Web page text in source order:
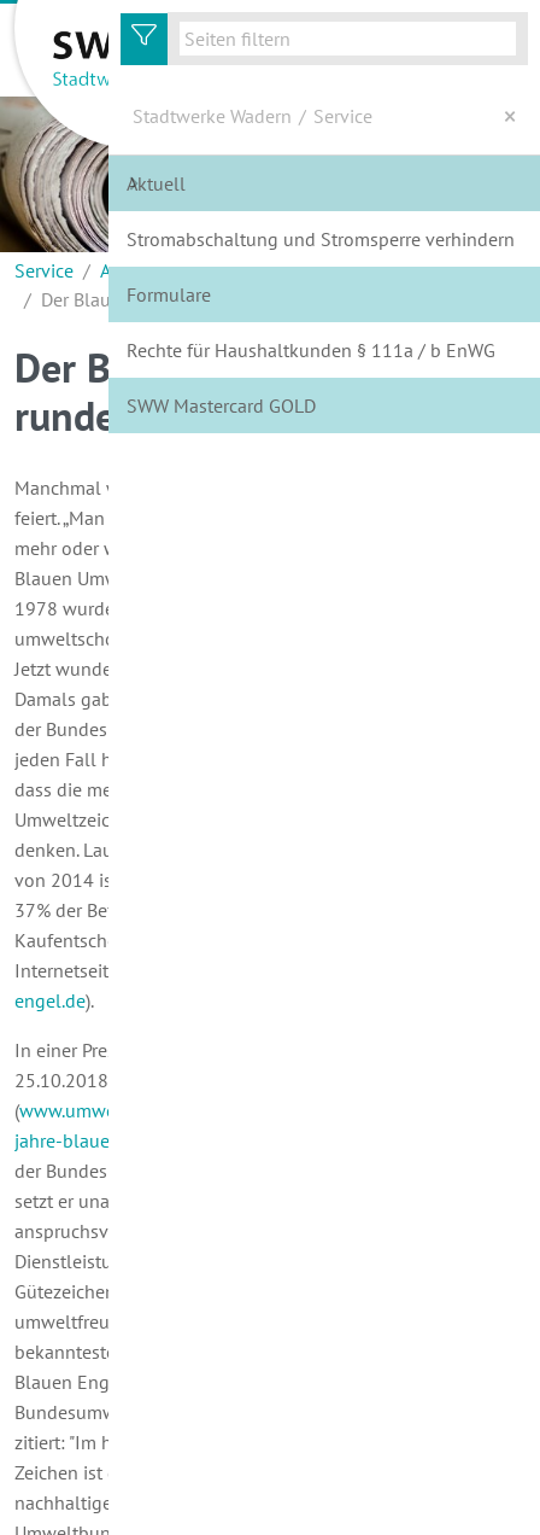
zur Hauptnavigation
Service
Aktuell
Der Blaue Engel feierte runden Geburtstag: 40 Jahre!
Der Blaue Engel feierte
runden Geburtstag: 40 Jahre!
Manchmal wundern wir uns, wenn jemand runden Geburtstag
feiert. „Man sieht dir Dein Alter gar nicht an“, sagen wir dann
mehr oder weniger ehrlich. Vielleicht geht es Ihnen mit dem
Blauen Umweltengel so ähnlich. Der ist gerade 40 geworden.
1978 wurde er als Umweltzeichen für besonders
umweltschonende Produkte und Dienstleistungen eingeführt.
Jetzt wundern sie sich vielleicht noch ein- oder zweimal.
Damals gab es noch keinen Bundesumweltminister, da war
der Bundesinnenminister federführend: Gerhard Baum. Auf
jeden Fall haben wir uns so an den Blauen Engel gewöhnt,
dass die meisten, wenn sie davon hören, wohl eher an das
Umweltzeichen als an den alten Film mit Marlene Dietrich
denken. Laut der so genannten Umweltbewusstseinsstudie
von 2014 ist 92% der Befragten der Blaue Engel bekannt. Und
37% der Befragten erklärten, dass er einen Einfluss auf ihre
Kaufentscheidung habe. Das ist auf der offiziellen
Internetseite des Blauen Engels zu lesen (
engel.de).
In einer Pressemitteilung des Bundesumweltamtes (UBA) vom
25.10.2018 wird das Jubiläum umfassend gewürdigt
(www.umweltbundesamt.de/presse/pressemitteilungen/40-
jahre-blauer-engel
der Bundesregierung – feiert seinen 40. Geburtstag. Seit 1978
setzt er unabhängig von wirtschaftlichen Interessen
anspruchsvolle Umweltkriterien für Produkte und
Dienstleistungen. Die Idee damals: ein verlässliches
Gütezeichen zu schaffen, das eine klare Orientierung beim
umweltfreundlichen Einkauf gibt. Heute zählt es zu den
bekanntesten Labeln, mehr als 12.000 Produkte tragen den
Blauen Engel, vom Staubsauger bis zum Smartphone.“ Die
Bundesumweltministerin Svenja Schulze wird mit den Worten
zitiert: "Im heute alltäglichen Dschungel der Label, Siegel und
Zeichen ist der Blaue Engel die Orientierung beim
nachhaltigen Einkauf." Maria Krautzberger, Präsidentin des
Stadtwerke Wadern / Service
Energie
Wasser
Service
Kundenportal
Wir über Uns
Aktuell
Stromabschaltung und Stromsperre verhindern
Formulare
Rechte für Haushaltkunden § 111a / b EnWG
SWW Mastercard GOLD